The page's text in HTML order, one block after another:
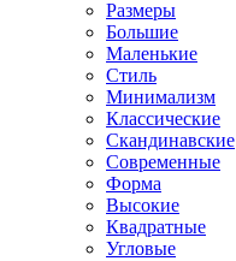
Размеры
Большие
Маленькие
Стиль
Минимализм
Классические
Скандинавские
Современные
Форма
Высокие
Квадратные
Угловые